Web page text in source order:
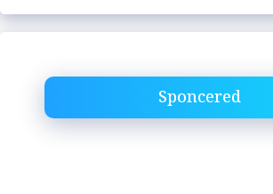
Sponcered